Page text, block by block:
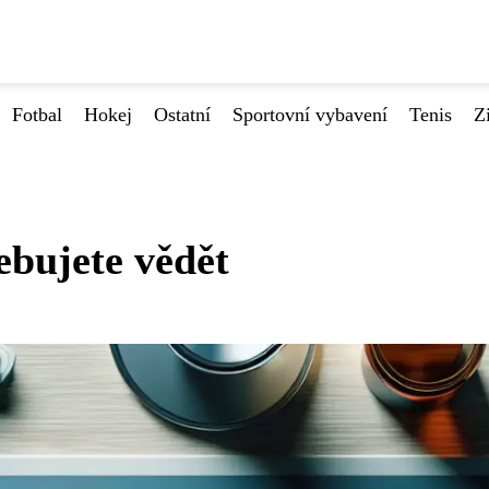
Fotbal Hokej Ostatní Sportovní vybavení Tenis
vědět